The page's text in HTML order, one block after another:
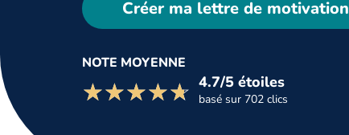
Créer ma lettre de motivation
NOTE MOYENNE
☆☆☆☆☆
★★★★★ 4.7/5 étoiles
basé sur 702 clics